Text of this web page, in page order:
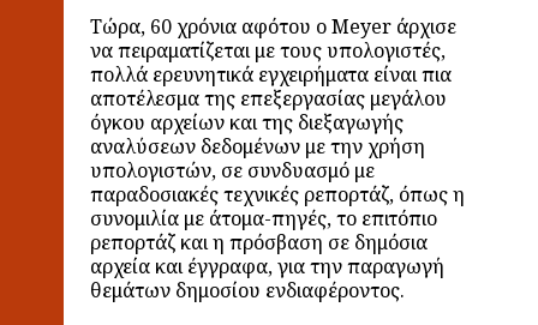
Τώρα, 60 χρόνια αφότου ο Meyer άρχισε
να πειραματίζεται με τους υπολογιστές,
πολλά ερευνητικά εγχειρήματα είναι πια
αποτέλεσμα της επεξεργασίας μεγάλου
όγκου αρχείων και της διεξαγωγής
αναλύσεων δεδομένων με την χρήση
υπολογιστών, σε συνδυασμό με
παραδοσιακές τεχνικές ρεπορτάζ, όπως η
συνομιλία με άτομα-πηγές, το επιτόπιο
ρεπορτάζ και η πρόσβαση σε δημόσια
αρχεία και έγγραφα, για την παραγωγή
θεμάτων δημοσίου ενδιαφέροντος.